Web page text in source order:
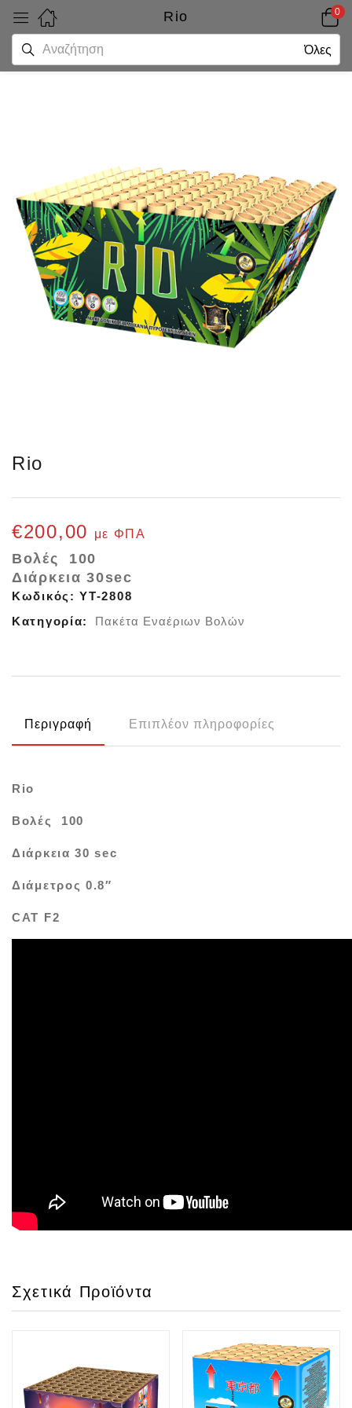
Rio 0
Rio
€200,00 με ΦΠΑ
Βολές 100
Διάρκεια 30sec
Κωδικός:YT-2808
Κατηγορία:
Πακέτα Εναέριων Βολών
Περιγραφή Επιπλέον πληροφορίες
Rio
Βολές 100
Διάρκεια 30 sec
Διάμετρος 0.8″
CAT F2
Σχετικά Προϊόντα